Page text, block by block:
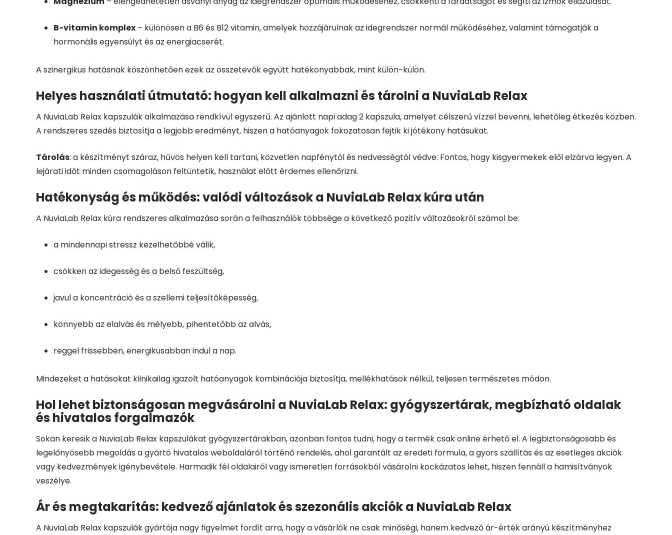
B-vitamin komplex – különösen a B6 és B12 vitamin, amelyek hozzájárulnak az idegrendszer normál működéséhez, valamint támogatják a
hormonális egyensúlyt és az energiacserét.
A szinergikus hatásnak köszönhetően ezek az összetevők együtt hatékonyabbak, mint külön-külön.
Helyes használati útmutató: hogyan kell alkalmazni és tárolni a NuviaLab Relax
A NuviaLab Relax kapszulák alkalmazása rendkívül egyszerű. Az ajánlott napi adag 2 kapszula, amelyet célszerű vízzel bevenni, lehetőleg étkezés közben.
A rendszeres szedés biztosítja a legjobb eredményt, hiszen a hatóanyagok fokozatosan fejtik ki jótékony hatásukat.
Tárolás: a készítményt száraz, hűvös helyen kell tartani, közvetlen napfénytől és nedvességtől védve. Fontos, hogy kisgyermekek elől elzárva legyen. A
lejárati időt minden csomagoláson feltüntetik, használat előtt érdemes ellenőrizni.
Hatékonyság és működés: valódi változások a NuviaLab Relax kúra után
A NuviaLab Relax kúra rendszeres alkalmazása során a felhasználók többsége a következő pozitív változásokról számol be:
a mindennapi stressz kezelhetőbbé válik,
csökken az idegesség és a belső feszültség,
javul a koncentráció és a szellemi teljesítőképesség,
könnyebb az elalvás és mélyebb, pihentetőbb az alvás,
reggel frissebben, energikusabban indul a nap.
Mindezeket a hatásokat klinikailag igazolt hatóanyagok kombinációja biztosítja, mellékhatások nélkül, teljesen természetes módon.
Hol lehet biztonságosan megvásárolni a NuviaLab Relax: gyógyszertárak, megbízható oldalak
és hivatalos forgalmazók
Sokan keresik a NuviaLab Relax kapszulákat gyógyszertárakban, azonban fontos tudni, hogy a termék csak online érhető el. A legbiztonságosabb és
legelőnyösebb megoldás a gyártó hivatalos weboldaláról történő rendelés, ahol garantált az eredeti formula, a gyors szállítás és az esetleges akciók
vagy kedvezmények igénybevétele. Harmadik fél oldalairól vagy ismeretlen forrásokból vásárolni kockázatos lehet, hiszen fennáll a hamisítványok
veszélye.
Ár és megtakarítás: kedvező ajánlatok és szezonális akciók a NuviaLab Relax
A NuviaLab Relax kapszulák gyártója nagy figyelmet fordít arra, hogy a vásárlók ne csak minőségi, hanem kedvező ár-érték arányú készítményhez